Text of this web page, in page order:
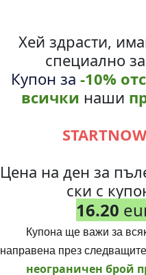
Хей здрасти,
специално
Купон за -10%
всички наши
Цена на ден за
ски с
16.20
Купона ще важи за
направена през следващите
неограничен брой